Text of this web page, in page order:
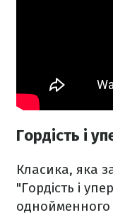
Гордість і
Класика, яка
"Гордість і
однойменного